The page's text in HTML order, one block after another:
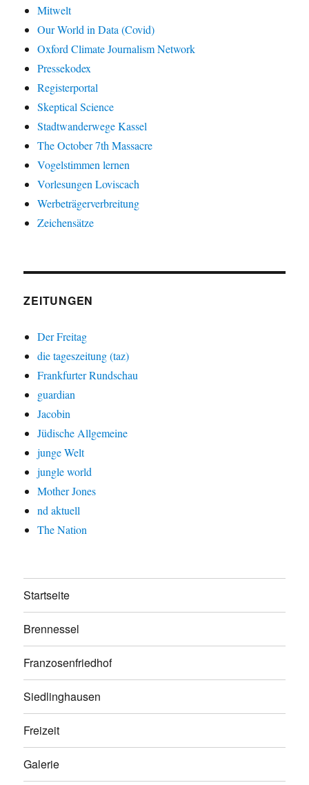
Mitwelt
Our World in Data (Covid)
Oxford Climate Journalism Network
Pressekodex
Registerportal
Skeptical Science
Stadtwanderwege Kassel
The October 7th Massacre
Vogelstimmen lernen
Vorlesungen Loviscach
Werbeträgerverbreitung
Zeichensätze
ZEITUNGEN
Der Freitag
die tageszeitung (taz)
Frankfurter Rundschau
guardian
Jacobin
Jüdische Allgemeine
junge Welt
jungle world
Mother Jones
nd aktuell
The Nation
Startseite
Brennessel
Franzosenfriedhof
Siedlinghausen
Freizeit
Galerie